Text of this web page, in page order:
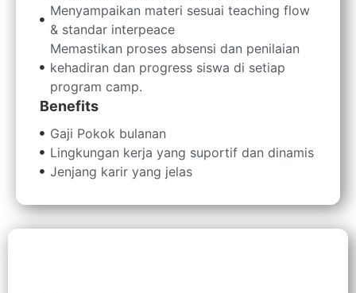
Menyampaikan materi sesuai teaching flow
& standar interpeace
Memastikan proses absensi dan penilaian
kehadiran dan progress siswa di setiap
program camp.
Benefits
Gaji Pokok bulanan
Lingkungan kerja yang suportif dan dinamis
Jenjang karir yang jelas